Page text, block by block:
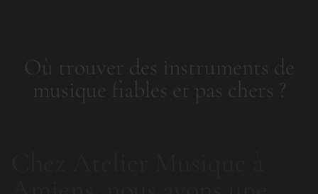
Où trouver des instruments de
musique fiables et pas chers ?